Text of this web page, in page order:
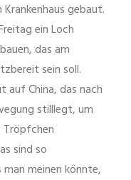
gebaut.
ein Loch
das am
sein soll.
auf China, das nach
stilllegt, um
Tröpfchen
sind so
meinen könnte,